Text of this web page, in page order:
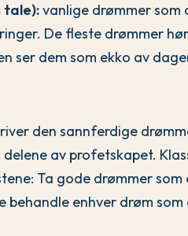
tale):vanlige drømmer
De fleste drømmer
ser dem som ekko av
den sannferdige
av profetskapet.
Ta gode drømmer som
behandle enhver drøm